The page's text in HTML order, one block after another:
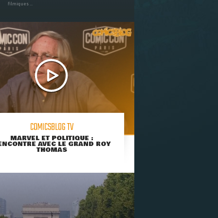
filmiques ...
COMICSBLOG TV
MARVEL ET POLITIQUE :
AVEC LE GRAND ROY
THOMAS